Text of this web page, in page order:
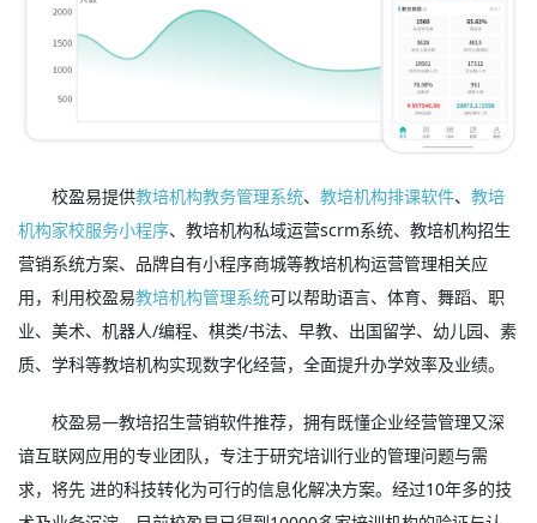
校盈易提供教培机构教务管理系统、教培机构排课软件、教培
机构家校服务小程序、教培机构私域运营scrm系统、教培机构招生
营销系统方案、品牌自有小程序商城等教培机构运营管理相关应
用，利用校盈易教培机构管理系统可以帮助语言、体育、舞蹈、职
业、美术、机器人/编程、棋类/书法、早教、出国留学、幼儿园、素
质、学科等教培机构实现数字化经营，全面提升办学效率及业绩。
校盈易—教培招生营销软件推荐，拥有既懂企业经营管理又深
谙互联网应用的专业团队，专注于研究培训行业的管理问题与需
求，将先 进的科技转化为可行的信息化解决方案。经过10年多的技